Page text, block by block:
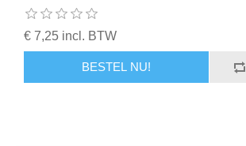
€ 7,25 incl. BTW
BESTEL NU!